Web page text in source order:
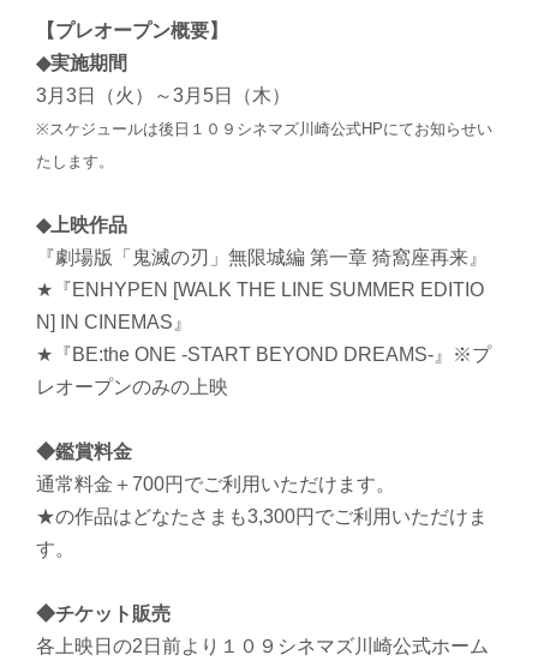
【プレオープン概要】
◆実施期間
3月3日（火）～3月5日（木）
※スケジュールは後日１０９シネマズ川崎公式HPにてお知らせい
たします。
◆上映作品
『劇場版「鬼滅の刃」無限城編 第一章 猗窩座再来』
★『ENHYPEN [WALK THE LINE SUMMER EDITIO
N] IN CINEMAS』
★『BE:the ONE -START BEYOND DREAMS-』※プ
レオープンのみの上映
◆鑑賞料金
通常料金＋700円でご利用いただけます。
★の作品はどなたさまも3,300円でご利用いただけま
す。
◆チケット販売
各上映日の2日前より１０９シネマズ川崎公式ホーム